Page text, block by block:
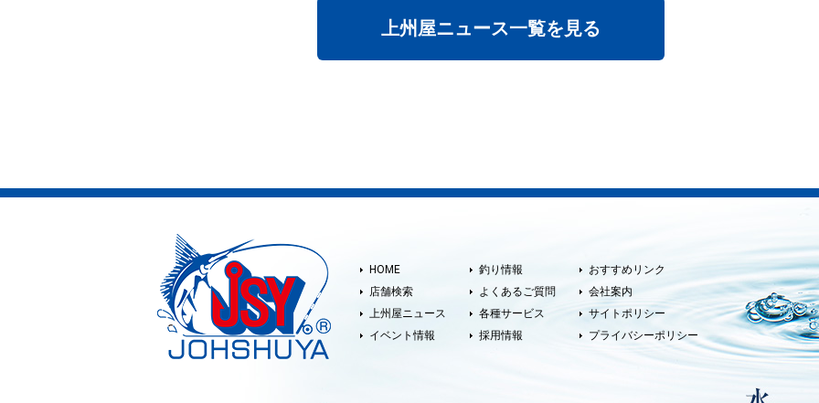
上州屋ニュース一覧を見る
HOME
店舗検索
上州屋ニュース
イベント情報
釣り情報
よくあるご質問
各種サービス
採用情報
おすすめリンク
会社案内
サイトポリシー
プライバシーポリシー